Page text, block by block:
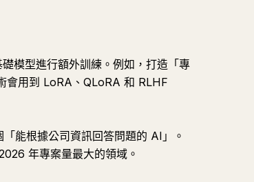
模型進行額外訓練。例如，打造「專
會用到 LoRA、QLoRA 和 RLHF
能根據公司資訊回答問題的 AI」。
年專案量最大的領域。